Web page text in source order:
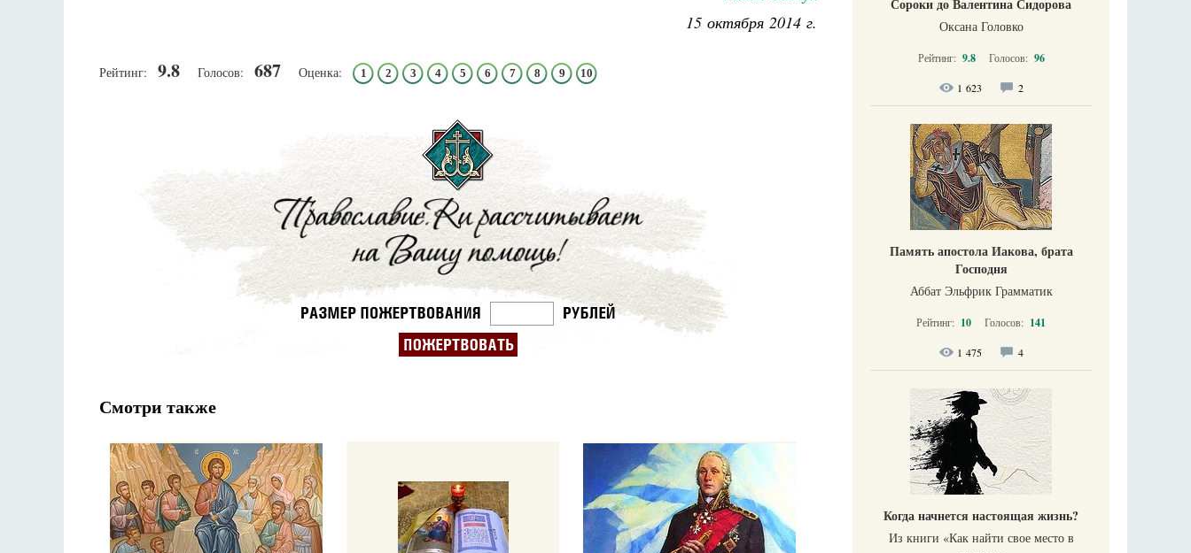
15 октября 2014 г.
Рейтинг: 9.8 Голосов: 687 Оценка: 1 2 3 4 5 6 7 8 9 10
Смотри также
Сороки до Валентина Сидорова
Оксана Головко
Рейтинг: 9.8 Голосов: 96
1 623 2
Память апостола Иакова, брата
Господня
Аббат Эльфрик Грамматик
Рейтинг: 10 Голосов: 141
1 475 4
Когда начнется настоящая жизнь?
Из книги «Как найти свое место в